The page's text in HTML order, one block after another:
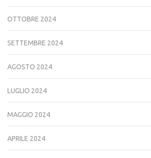
OTTOBRE 2024
SETTEMBRE 2024
AGOSTO 2024
LUGLIO 2024
MAGGIO 2024
APRILE 2024